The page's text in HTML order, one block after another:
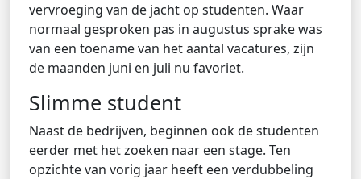
vervroeging van de jacht op studenten. Waar
normaal gesproken pas in augustus sprake was
van een toename van het aantal vacatures, zijn
de maanden juni en juli nu favoriet.
Slimme student
Naast de bedrijven, beginnen ook de studenten
eerder met het zoeken naar een stage. Ten
opzichte van vorig jaar heeft een verdubbeling